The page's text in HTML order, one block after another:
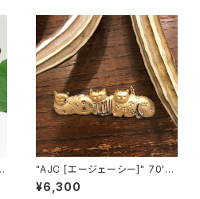
"AJC [エージェーシー]" 70's-
80's ３匹の猫ちゃんが並んだヴ
¥6,300